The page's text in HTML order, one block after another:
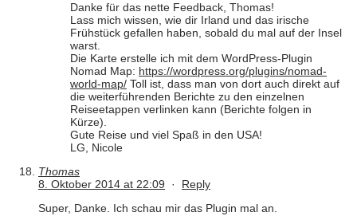
Danke für das nette Feedback, Thomas!
Lass mich wissen, wie dir Irland und das irische
Frühstück gefallen haben, sobald du mal auf der Insel
warst.
Die Karte erstelle ich mit dem WordPress-Plugin
Nomad Map: https://wordpress.org/plugins/nomad-
world-map/ Toll ist, dass man von dort auch direkt auf
die weiterführenden Berichte zu den einzelnen
Reiseetappen verlinken kann (Berichte folgen in
Kürze).
Gute Reise und viel Spaß in den USA!
LG, Nicole
Thomas
8. Oktober 2014 at 22:09 · Reply
Super, Danke. Ich schau mir das Plugin mal an.